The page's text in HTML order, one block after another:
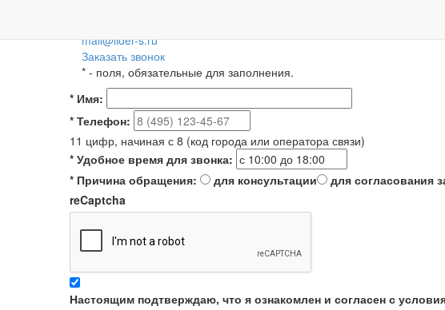
mail@lider-s.ru
Заказать звонок
* - поля, обязательные для заполнения.
* Имя:
* Телефон:
11 цифр, начиная с 8 (код города или оператора связи)
* Удобное время для звонка:
* Причина обращения: для консультации
для согласования
reCaptcha
Настоящим подтверждаю, что я ознакомлен и согласен с